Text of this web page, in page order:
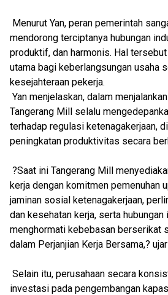
Menurut Yan, peran pemerintah
mendorong terciptanya hubungan
produktif, dan harmonis. Hal
utama bagi keberlangsungan usaha
kesejahteraan pekerja.
Yan menjelaskan, dalam
Tangerang Mill selalu
terhadap regulasi ketenagakerjaan,
peningkatan produktivitas secara
?Saat ini Tangerang Mill
kerja dengan komitmen pemenuhan
jaminan sosial ketenagakerjaan,
dan kesehatan kerja, serta
menghormati kebebasan berserikat
dalam Perjanjian Kerja Bersama,? ujar
Selain itu, perusahaan secara
investasi pada pengembangan